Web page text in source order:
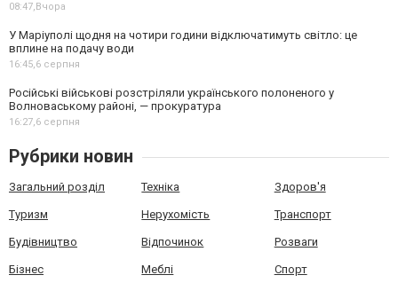
08:47,Вчора
У Маріуполі щодня на чотири години відключатимуть світло: це
вплине на подачу води
16:45,6 серпня
Російські військові розстріляли українського полоненого у
Волноваському районі, — прокуратура
16:27,6 серпня
Рубрики новин
Загальний розділ Техніка Здоров'я
Туризм Нерухомість Транспорт
Будівництво Відпочинок Розваги
Бізнес Меблі Спорт